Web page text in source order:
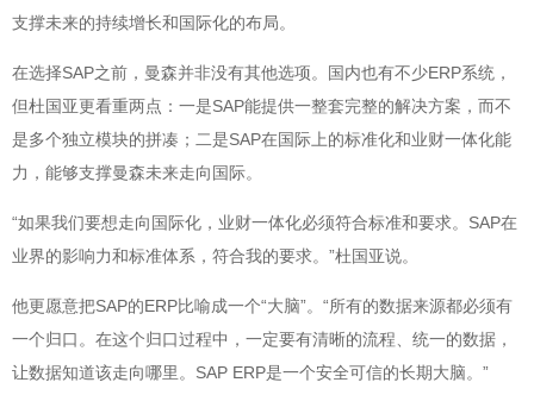
支撑未来的持续增长和国际化的布局。
在选择SAP之前，曼森并非没有其他选项。国内也有不少ERP系统，
但杜国亚更看重两点：一是SAP能提供一整套完整的解决方案，而不
是多个独立模块的拼凑；二是SAP在国际上的标准化和业财一体化能
力，能够支撑曼森未来走向国际。
“如果我们要想走向国际化，业财一体化必须符合标准和要求。SAP在
业界的影响力和标准体系，符合我的要求。”杜国亚说。
他更愿意把SAP的ERP比喻成一个“大脑”。“所有的数据来源都必须有
一个归口。在这个归口过程中，一定要有清晰的流程、统一的数据，
让数据知道该走向哪里。SAP ERP是一个安全可信的长期大脑。”